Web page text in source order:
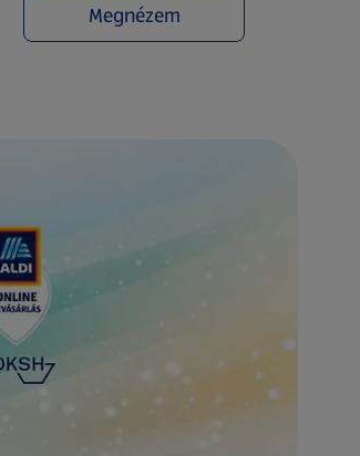
Megnézem